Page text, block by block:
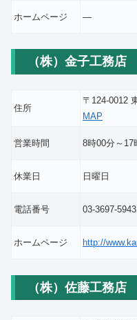
ホームページ ―
（株）金子工務店
住所
〒124-0012
MAP
営業時間 8時00分～17
休業日 日曜日
電話番号 03-3697-5943
ホームページ http://
（株）佐藤工務店